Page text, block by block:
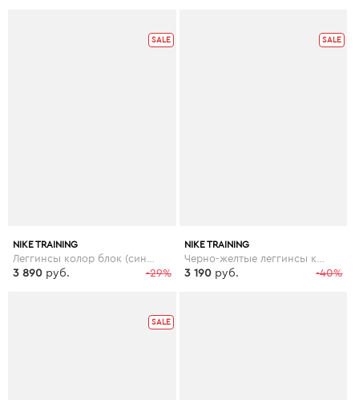
SALE
NIKE TRAINING
-29%
3 890 руб.
SALE
NIKE TRAINING
-40%
3 190 руб.
SALE